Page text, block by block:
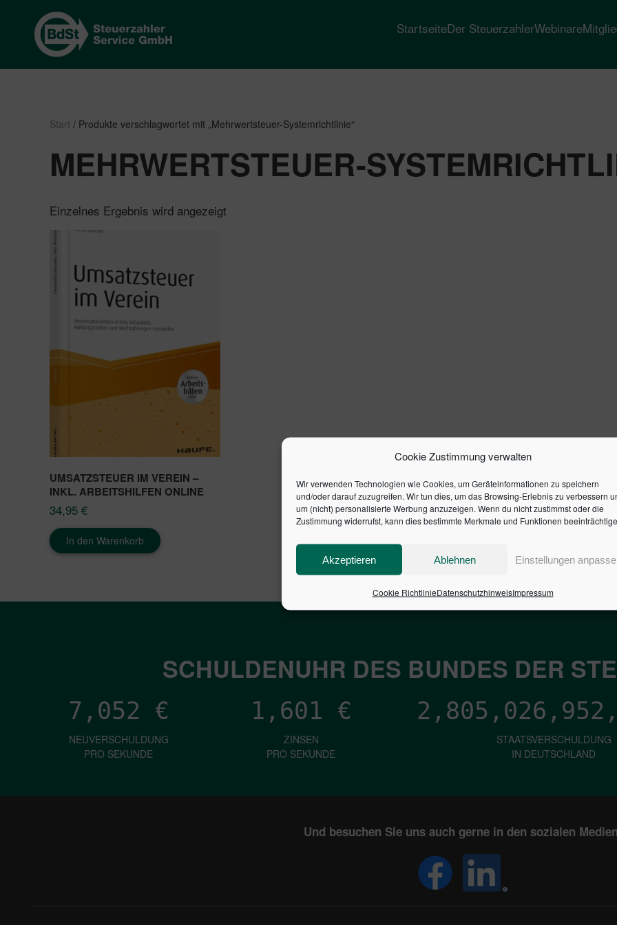
Cookie Zustimmung verwalten
Wir verwenden Technologien wie Cookies, um Geräteinformationen zu speichern
und/oder darauf zuzugreifen. Wir tun dies, um das Browsing-Erlebnis zu verbessern
um (nicht) personalisierte Werbung anzuzeigen. Wenn du nicht zustimmst oder die
Zustimmung widerrufst, kann dies bestimmte Merkmale und Funktionen
Akzeptieren Ablehnen Einstellungen
Cookie RichtlinieDatenschutzhinweisImpressum
StartseiteDer SteuerzahlerWebinare
Start / Produkte verschlagwortet mit „Mehrwertsteuer-Systemrichtlinie“
MEHRWERTSTEUER-
Einzelnes Ergebnis wird angezeigt
UMSATZSTEUER IM VEREIN –
INKL. ARBEITSHILFEN ONLINE
34,95 €
In den Warenkorb
SCHULDENUHR DES BUNDES DER
7,052 €
NEUVERSCHULDUNG
PRO SEKUNDE
1,601 €
ZINSEN
PRO SEKUNDE
STAATSVERSCHULDUNG
IN DEUTSCHLAND
Und besuchen Sie uns auch gerne in den sozialen